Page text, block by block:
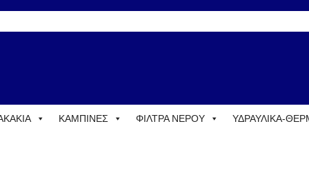
ΚΑΜΠΙΝΕΣ ΦΙΛΤΡΑ ΝΕΡΟΥ ΥΔΡΑΥΛΙΚΑ-